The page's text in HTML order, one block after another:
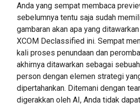
Anda yang sempat membaca
sebelumnya tentu saja sudah
gambaran akan apa yang
XCOM Declassified ini. Sempat
kali proses penundaan dan
akhirnya ditawarkan sebagai
person dengan elemen strategi
dipertahankan. Ditemani dengan
digerakkan oleh AI, Anda tidak